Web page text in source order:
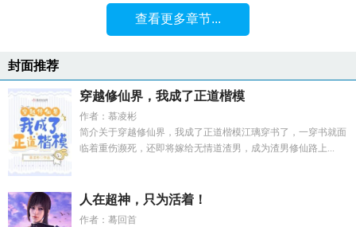
查看更多章节...
封面推荐
穿越修仙界，我成了正道楷模
作者：慕凌彬
简介关于穿越修仙界，我成了正道楷模江璃穿书了，一穿书就面
临着重伤濒死，还即将嫁给无情道渣男，成为渣男修仙路上...
人在超神，只为活着！
作者：蓦回首